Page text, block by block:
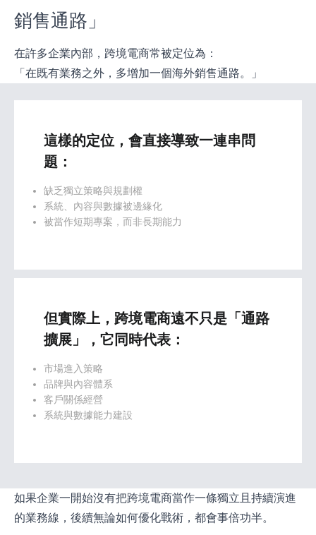
銷售通路」
在許多企業內部，跨境電商常被定位為：
「在既有業務之外，多增加一個海外銷售通路。」
這樣的定位，會直接導致一連串問
題：
缺乏獨立策略與規劃權
系統、內容與數據被邊緣化
被當作短期專案，而非長期能力
但實際上，跨境電商遠不只是「通路
擴展」，它同時代表：
市場進入策略
品牌與內容體系
客戶關係經營
系統與數據能力建設
如果企業一開始沒有把跨境電商當作一條獨立且持續演進
的業務線，後續無論如何優化戰術，都會事倍功半。